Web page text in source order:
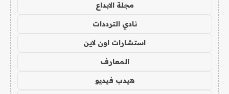
مجلة الابداع
نادي الترددات
استشارات اون لاين
المعارف
هيدب فيديو